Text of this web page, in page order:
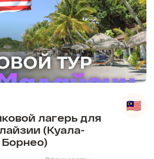
лагерь для
(Куала-